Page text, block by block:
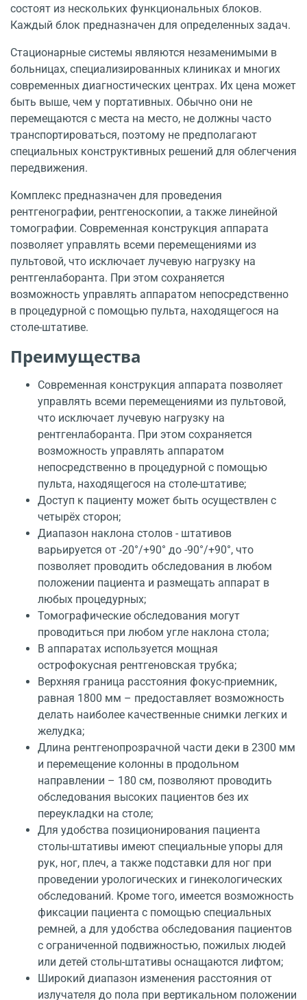
состоят из нескольких функциональных блоков.
Каждый блок предназначен для определенных задач.
Стационарные системы являются незаменимыми в
больницах, специализированных клиниках и многих
современных диагностических центрах. Их цена может
быть выше, чем у портативных. Обычно они не
перемещаются с места на место, не должны часто
транспортироваться, поэтому не предполагают
специальных конструктивных решений для облегчения
передвижения.
Комплекс предназначен для проведения
рентгенографии, рентгеноскопии, а также линейной
томографии. Современная конструкция аппарата
позволяет управлять всеми перемещениями из
пультовой, что исключает лучевую нагрузку на
рентгенлаборанта. При этом сохраняется
возможность управлять аппаратом непосредственно
в процедурной с помощью пульта, находящегося на
столе-штативе.
Преимущества
Современная конструкция аппарата позволяет
управлять всеми перемещениями из пультовой,
что исключает лучевую нагрузку на
рентгенлаборанта. При этом сохраняется
возможность управлять аппаратом
непосредственно в процедурной с помощью
пульта, находящегося на столе-штативе;
Доступ к пациенту может быть осуществлен с
четырёх сторон;
Диапазон наклона столов - штативов
варьируется от -20°/+90° до -90°/+90°, что
позволяет проводить обследования в любом
положении пациента и размещать аппарат в
любых процедурных;
Томографические обследования могут
проводиться при любом угле наклона стола;
В аппаратах используется мощная
острофокусная рентгеновская трубка;
Верхняя граница расстояния фокус-приемник,
равная 1800 мм – предоставляет возможность
делать наиболее качественные снимки легких и
желудка;
Длина рентгенопрозрачной части деки в 2300 мм
и перемещение колонны в продольном
направлении – 180 см, позволяют проводить
обследования высоких пациентов без их
переукладки на столе;
Для удобства позиционирования пациента
столы-штативы имеют специальные упоры для
рук, ног, плеч, а также подставки для ног при
проведении урологических и гинекологических
обследований. Кроме того, имеется возможность
фиксации пациента с помощью специальных
ремней, а для удобства обследования пациентов
с ограниченной подвижностью, пожилых людей
или детей столы-штативы оснащаются лифтом;
Широкий диапазон изменения расстояния от
излучателя до пола при вертикальном положении